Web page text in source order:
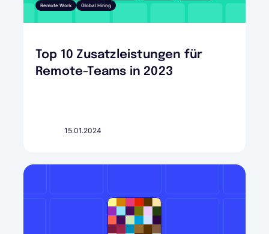
Remote Work Global Hiring
Top 10 Zusatzleistungen für
Remote-Teams in 2023
15.01.2024